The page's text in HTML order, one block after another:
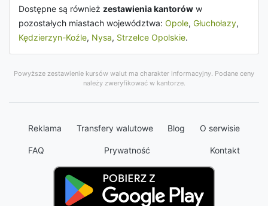
Dostępne są również zestawienia kantorów w
pozostałych miastach województwa: Opole, Głuchołazy,
Kędzierzyn-Koźle, Nysa, Strzelce Opolskie.
Powyższe zestawienie kursów walut ma charakter informacyjny. Podane ceny
należy zweryfikować w kantorze.
Reklama Transfery walutowe Blog O serwisie
FAQ Prywatność Kontakt